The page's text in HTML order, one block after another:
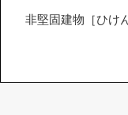
非堅固建物［ひけ